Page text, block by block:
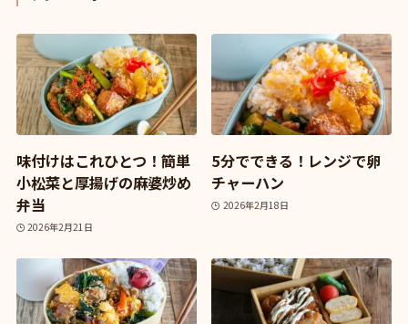
味付けはこれひとつ！簡単
小松菜と厚揚げの麻婆炒め
弁当
2026年2月21日
5分でできる！レンジで卵
チャーハン
2026年2月18日